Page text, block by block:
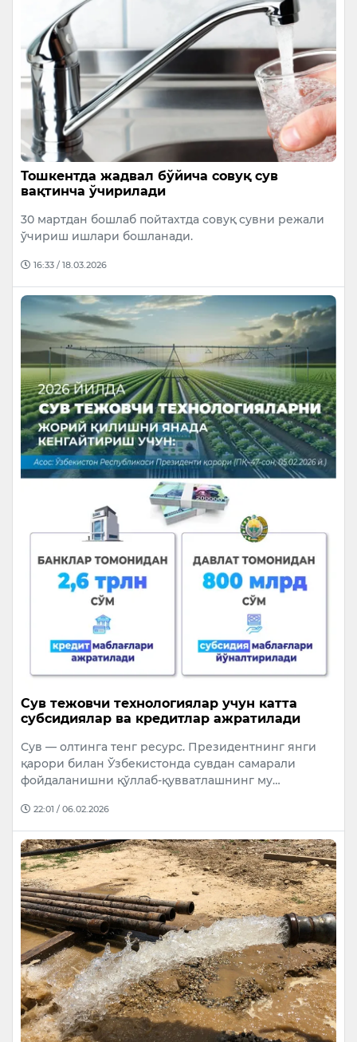
Тошкентда жадвал бўйича совуқ сув
вақтинча ўчирилади
30 мартдан бошлаб пойтахтда совуқ сувни режали
ўчириш ишлари бошланади.
16:33 / 18.03.2026
Сув тежовчи технологиялар учун катта
субсидиялар ва кредитлар ажратилади
Сув — олтинга тенг ресурс. Президентнинг янги
қарори билан Ўзбекистонда сувдан самарали
фойдаланишни қўллаб-қувватлашнинг му…
22:01 / 06.02.2026